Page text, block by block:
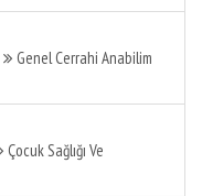
Genel Cerrahi Anabilim
Çocuk Sağlığı Ve